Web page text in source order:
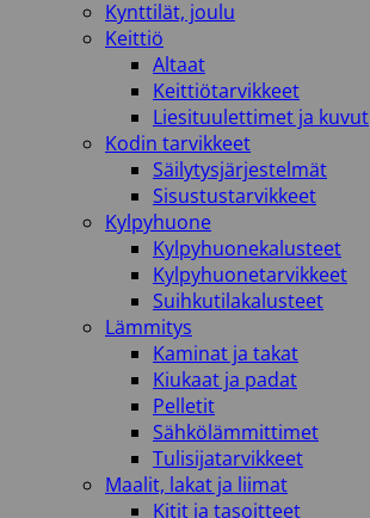
Kynttilät, joulu
Keittiö
Altaat
Keittiötarvikkeet
Liesituulettimet ja kuvut
Kodin tarvikkeet
Säilytysjärjestelmät
Sisustustarvikkeet
Kylpyhuone
Kylpyhuonekalusteet
Kylpyhuonetarvikkeet
Suihkutilakalusteet
Lämmitys
Kaminat ja takat
Kiukaat ja padat
Pelletit
Sähkölämmittimet
Tulisijatarvikkeet
Maalit, lakat ja liimat
Kitit ja tasoitteet